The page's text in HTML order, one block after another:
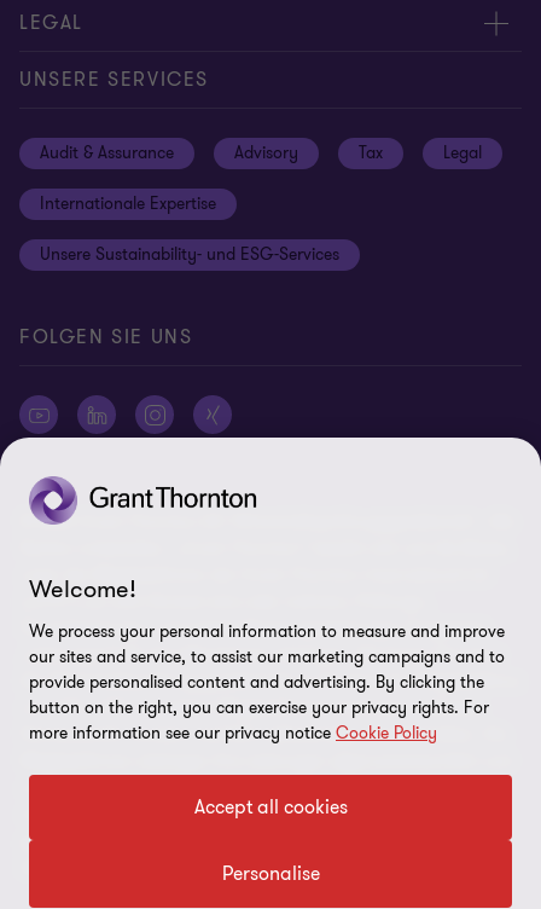
Experten
Hinweisgebersystem
Login
Über uns
Karriere
Newsletter Anmeldung
LEGAL
Impressum
Informationspflichten DS-GVO
Rechtliche Hinweise
Cookie-Einstellungen
UNSERE SERVICES
Audit & Assurance Advisory Tax Legal
Internationale Expertise
Unsere Sustainability- und ESG-Services
FOLGEN SIE UNS
© 2026 Grant Thornton AG Wirtschaftsprüfungsgesellschaft - Alle
unter der Mitgliedsfirmen der Grant Thornton International Ltd
(„GTIL“), je nach Kontext eine oder mehrere, Prüfungs-,
Steuerberatungs- und andere Beratungs-leistungen (insgesamt
„Leistungen“) für ihre Mandanten erbringen. Die Grant Thornton
AG Wirtschaftsprüfungsgesellschaft ist die deutsche Mitgliedsfirma
von GTIL. GTIL und deren Mitgliedsfirmen sind keine weltweite
Partnerschaft, sondern rechtlich selbständige Gesellschaften. Die
nicht tätige Dachorganisation erbringt GTIL keine Leistungen
gegenüber Mandanten. Sämtliche Bezeichnungen richten sich an
Welcome!
We process your personal information to measure and improve
our sites and service, to assist our marketing campaigns and to
provide personalised content and advertising. By clicking the
button on the right, you can exercise your privacy rights. For
more information see our privacy notice Cookie Policy
Accept all cookies
Personalise